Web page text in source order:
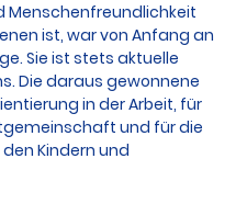
Menschenfreundlichkeit
ist, war von Anfang an
Sie ist stets aktuelle
Die daraus gewonnene
in der Arbeit, für
und für die
Kindern und